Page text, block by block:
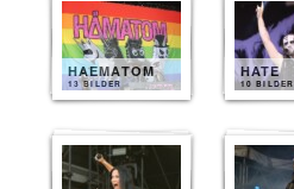
HAEMATOM
13 BILDER
HATE
10 BILDER